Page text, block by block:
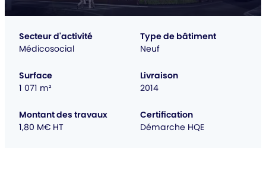
Secteur d'activité
Médicosocial
Type de bâtiment
Neuf
Surface
1 071 m²
Livraison
2014
Montant des travaux
1,80 M€ HT
Certification
Démarche HQE